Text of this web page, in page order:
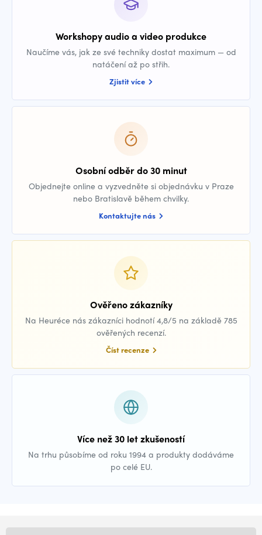
Workshopy audio a video produkce
Naučíme vás, jak ze své techniky dostat maximum — od
natáčení až po střih.
Zjistit více
Osobní odběr do 30 minut
Objednejte online a vyzvedněte si objednávku v Praze
nebo Bratislavě během chvilky.
Kontaktujte nás
Ověřeno zákazníky
Na Heuréce nás zákazníci hodnotí 4,8/5 na základě 785
ověřených recenzí.
Číst recenze
Více než 30 let zkušeností
Na trhu působíme od roku 1994 a produkty dodáváme
po celé EU.